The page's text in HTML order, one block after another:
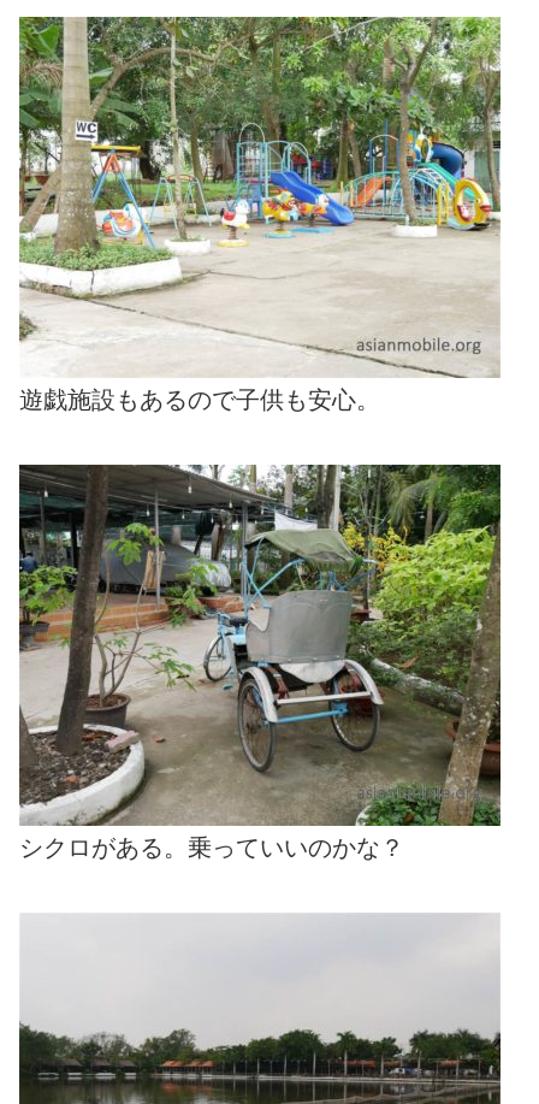
遊戯施設もあるので子供も安心。
シクロがある。乗っていいのかな？